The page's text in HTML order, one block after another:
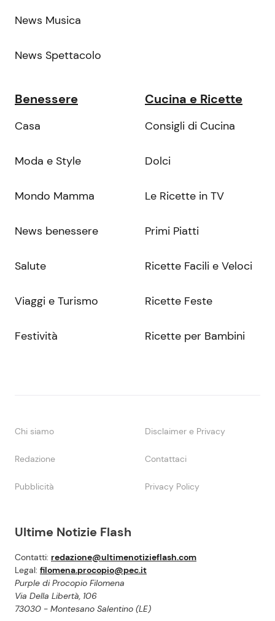
Ultime Notizie Flash
Contatti: redazione@ultimenotizieflash.com
Legal: filomena.procopio@pec.it
Purple di Procopio Filomena
Via Della Libertà, 106
73030 - Montesano Salentino (LE)
News Musica
News Spettacolo
Benessere
Casa
Moda e Style
Mondo Mamma
News benessere
Salute
Viaggi e Turismo
Festività
Cucina e Ricette
Consigli di Cucina
Dolci
Le Ricette in TV
Primi Piatti
Ricette Facili e Veloci
Ricette Feste
Ricette per Bambini
Chi siamo Disclaimer e Privacy
Redazione Contattaci
Pubblicità Privacy Policy